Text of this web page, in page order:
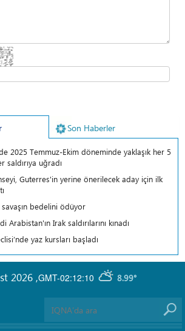
Son Haberler
2025 Temmuz-Ekim döneminde yaklaşık her 5
uğradı
Guterres'in yerine önerilecek aday için ilk
savaşın bedelini ödüyor
Arabistan'ın Irak saldırılarını kınadı
yaz kursları başladı
GMT-02:12:10 8.99°
2026 ,